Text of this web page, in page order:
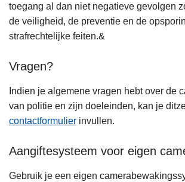
toegang al dan niet negatieve gevolgen
de veiligheid, de preventie en de
strafrechtelijke feiten.&
Vragen?
Indien je algemene vragen hebt over de
van politie en zijn doeleinden, kan je
contactformulier invullen.
Aangiftesysteem voor eigen
Gebruik je een eigen